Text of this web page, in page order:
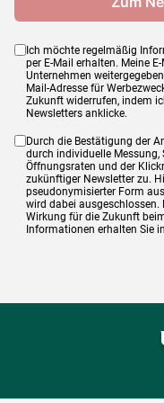
Ich möchte regelmäßig
per E-Mail erhalten. Meine
Unternehmen
Mail-Adresse für
Zukunft widerrufen, indem
Newsletters anklicke.
Durch die Bestätigung der
durch individuelle
Öffnungsraten und der
zukünftiger Newsletter zu.
pseudonymisierter Form
wird dabei
Wirkung für die Zukunft
Informationen erhalten Sie